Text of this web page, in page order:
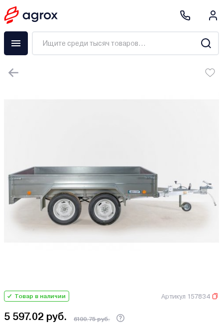
Товар в наличии Артикул 157834
5 597.02 руб. 6100.75 руб.